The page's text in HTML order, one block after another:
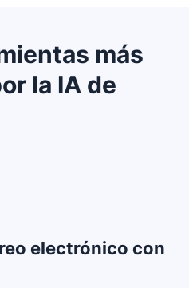
más
la IA de
electrónico con